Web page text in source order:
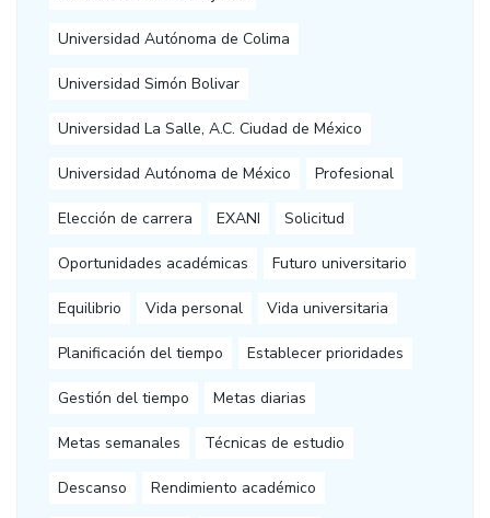
Universidad Autónoma de Colima
Universidad Simón Bolivar
Universidad La Salle, A.C. Ciudad de México
Universidad Autónoma de México Profesional
Elección de carrera EXANI Solicitud
Oportunidades académicas Futuro universitario
Equilibrio Vida personal Vida universitaria
Planificación del tiempo Establecer prioridades
Gestión del tiempo Metas diarias
Metas semanales Técnicas de estudio
Descanso Rendimiento académico